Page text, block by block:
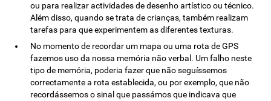
ou para realizar actividades de desenho artístico ou técnico.
Além disso, quando se trata de crianças, também realizam
tarefas para que experimentem as diferentes texturas.
No momento de recordar um mapa ou uma rota de GPS
fazemos uso da nossa memória não verbal. Um falho neste
tipo de memória, poderia fazer que não seguíssemos
correctamente a rota establecida, ou por exemplo, que não
recordássemos o sinal que passámos que indicava que